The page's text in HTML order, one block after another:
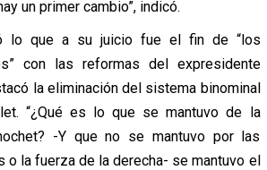
un primer cambio”, indicó.
lo que a su juicio fue el fin de “los
con las reformas del expresidente
la eliminación del sistema binominal
“¿Qué es lo que se mantuvo de la
-Y que no se mantuvo por las
o la fuerza de la derecha- se mantuvo el